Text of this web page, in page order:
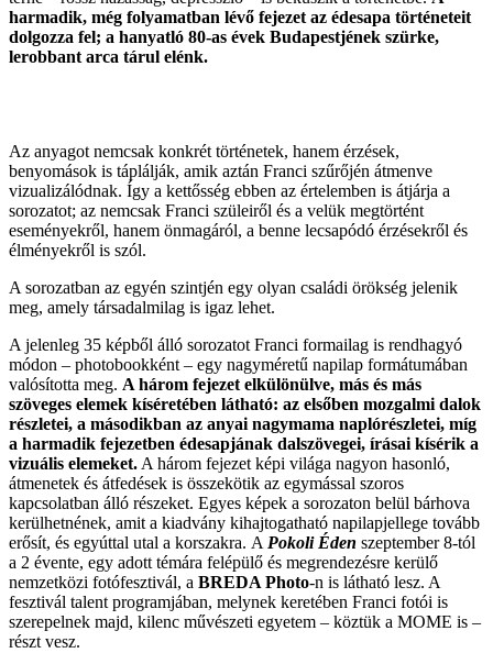
harmadik, még folyamatban lévő fejezet az édesapa történeteit
dolgozza fel; a hanyatló 80-as évek Budapestjének szürke,
lerobbant arca tárul elénk.
Az anyagot nemcsak konkrét történetek, hanem érzések,
benyomások is táplálják, amik aztán Franci szűrőjén átmenve
vizualizálódnak. Így a kettősség ebben az értelemben is átjárja a
sorozatot; az nemcsak Franci szüleiről és a velük megtörtént
eseményekről, hanem önmagáról, a benne lecsapódó érzésekről és
élményekről is szól.
A sorozatban az egyén szintjén egy olyan családi örökség jelenik
meg, amely társadalmilag is igaz lehet.
A jelenleg 35 képből álló sorozatot Franci formailag is rendhagyó
módon – photobookként – egy nagyméretű napilap formátumában
valósította meg. A három fejezet elkülönülve, más és más
szöveges elemek kíséretében látható: az elsőben mozgalmi dalok
részletei, a másodikban az anyai nagymama naplórészletei, míg
a harmadik fejezetben édesapjának dalszövegei, írásai kísérik a
vizuális elemeket. A három fejezet képi világa nagyon hasonló,
átmenetek és átfedések is összekötik az egymással szoros
kapcsolatban álló részeket. Egyes képek a sorozaton belül bárhova
kerülhetnének, amit a kiadvány kihajtogatható napilapjellege tovább
erősít, és egyúttal utal a korszakra. A Pokoli Éden szeptember 8-tól
a 2 évente, egy adott témára felépülő és megrendezésre kerülő
nemzetközi fotófesztivál, a BREDA Photo-n is látható lesz. A
fesztivál talent programjában, melynek keretében Franci fotói is
szerepelnek majd, kilenc művészeti egyetem – köztük a MOME is –
részt vesz.